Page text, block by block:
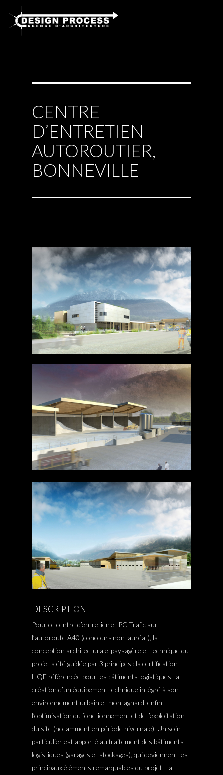
CENTRE
D’ENTRETIEN
AUTOROUTIER,
BONNEVILLE
DESCRIPTION
Pour ce centre d’entretien et PC Trafic sur
l’autoroute A40 (concours non lauréat), la
conception architecturale, paysagère et technique du
projet a été guidée par 3 principes : la certification
HQE référencée pour les bâtiments logistiques, la
création d’un équipement technique intégré à son
environnement urbain et montagnard, enfin
l’optimisation du fonctionnement et de l’exploitation
du site (notamment en période hivernale). Un soin
particulier est apporté au traitement des bâtiments
logistiques (garages et stockages), qui deviennent les
principaux éléments remarquables du projet. La
Projets
AGENCE
Inspirations
Contact